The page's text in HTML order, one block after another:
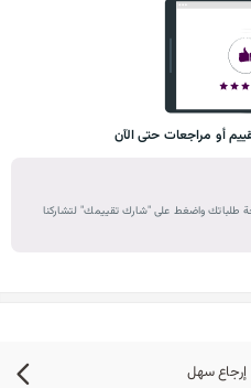
أو مراجعات حتى الآن
طلباتك واضغط على "شارك تقييمك" لتشاركنا
إرجاع سهل